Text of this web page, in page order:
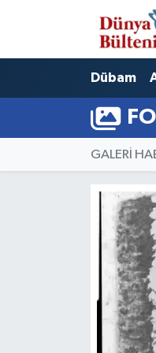
Dübam
GALERİ
Nöbetçi
Hava Durumu
Namaz Vakitleri
Süper Lig Puan
Tüm Manşetler
Son Dakika